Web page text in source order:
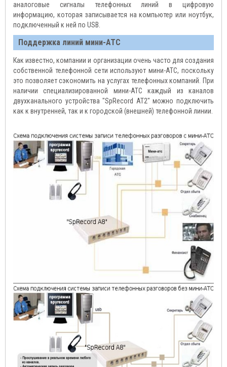
аналоговые сигналы телефонных линий в цифровую
информацию, которая записывается на компьютер или ноутбук,
подключенный к ней по USB.
Поддержка линий мини-АТС
Как известно, компании и организации очень часто для создания
собственной телефонной сети используют мини-АТС, поскольку
это позволяет сэкономить на услугах телефонных компаний. При
наличии специализированной мини-АТС каждый из каналов
двухканального устройства "SpRecord АТ2" можно подключить
как к внутренней, так и к городской (внешней) телефонной линии.